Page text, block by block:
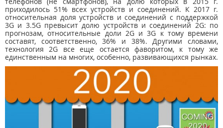
приходилось 51% всех устройств и соединений. К 2017 г.
относительная доля устройств и соединений с поддержкой
3G и 3.5G превысит долю устройств и соединений 2G: по
прогнозам, относительные доли 2G и 3G к тому времени
составят, соответственно, 36% и 38%. Другими словами,
технология 2G все еще остается фаворитом, к тому же
единственным на многих, особенно, развивающихся рынках.